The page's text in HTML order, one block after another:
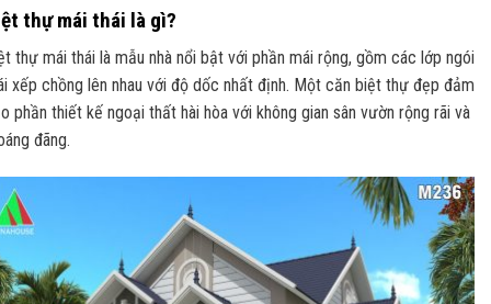
thự mái thái là gì?
thự mái thái là mẫu nhà nổi bật với phần mái rộng, gồm các lớp ngói
xếp chồng lên nhau với độ dốc nhất định. Một căn biệt thự đẹp đảm
phần thiết kế ngoại thất hài hòa với không gian sân vườn rộng rãi và
đãng.